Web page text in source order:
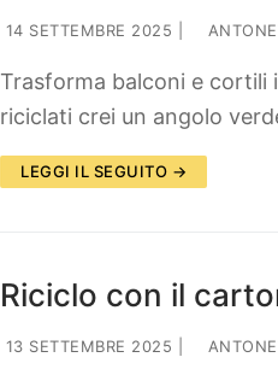
14 SETTEMBRE 2025
Trasforma balconi e cortili
riciclati crei un angolo
LEGGI IL SEGUITO →
Riciclo con il
13 SETTEMBRE 2025